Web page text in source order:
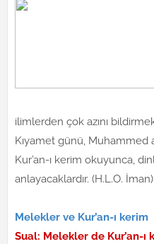
ilimlerden çok azını
Kıyamet günü, Muhammed
Kur’an-ı kerim okuyunca,
anlayacaklardır. (H.L.O. İman)
Melekler ve Kur’an-ı kerim
Sual: Melekler de Kur’an-ı